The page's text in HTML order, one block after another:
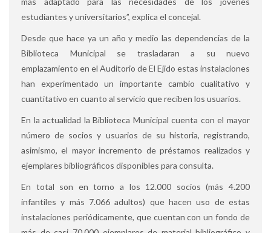
estudiantes y universitarios”, explica el concejal.
Desde que hace ya un año y medio las dependencias de la
Biblioteca Municipal se trasladaran a su nuevo
emplazamiento en el Auditorio de El Ejido estas instalaciones
han experimentado un importante cambio cualitativo y
cuantitativo en cuanto al servicio que reciben los usuarios.
En la actualidad la Biblioteca Municipal cuenta con el mayor
número de socios y usuarios de su historia, registrando,
asimismo, el mayor incremento de préstamos realizados y
ejemplares bibliográficos disponibles para consulta.
En total son en torno a los 12.000 socios (más 4.200
infantiles y más 7.066 adultos) que hacen uso de estas
instalaciones periódicamente, que cuentan con un fondo de